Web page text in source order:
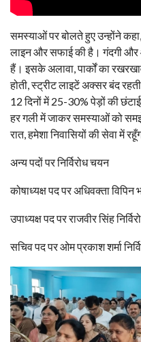
समस्याओं पर बोलते हुए उन्होंने
लाइन और सफाई की है। गंदगी और
हैं। इसके अलावा, पार्कों का
होती, स्ट्रीट लाइटें अक्सर बंद
12 दिनों में 25-30% पेड़ों की
हर गली में जाकर समस्याओं को
रात, हमेशा निवासियों की सेवा में
अन्य पदों पर निर्विरोध चयन
कोषाध्यक्ष पद पर अधिवक्ता विपिन
उपाध्यक्ष पद पर राजवीर सिंह
सचिव पद पर ओम प्रकाश शर्मा